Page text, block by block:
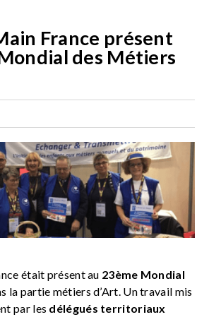
France présent
des Métiers
était présent au 23ème Mondial
la partie métiers d’Art. Un travail mis
par les délégués territoriaux